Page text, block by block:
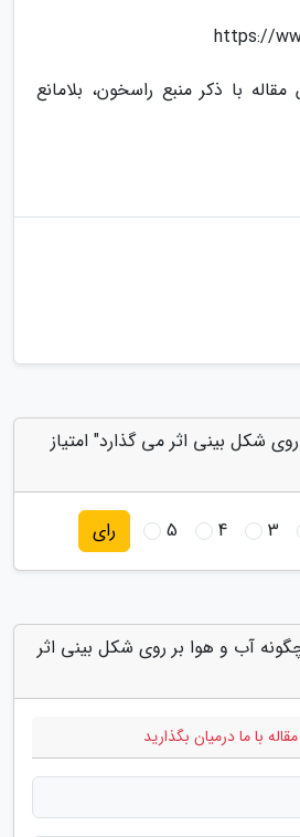
https://
با ذکر منبع راسخون، بلامانع
شکل بینی اثر می گذارد" امتیاز
3
4
5 رای
آب و هوا بر روی شکل بینی اثر
با ما درمیان بگذارید